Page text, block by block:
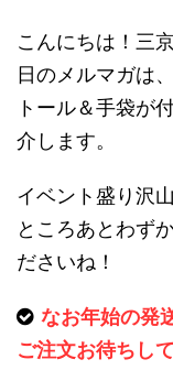
こんにちは！三
日のメルマガは
トール＆手袋が
介します。
イベント盛り沢
ところあとわず
ださいね！
なお年始の発
ご注文お待ちし